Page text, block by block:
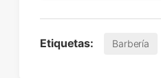
Etiquetas: Barbería